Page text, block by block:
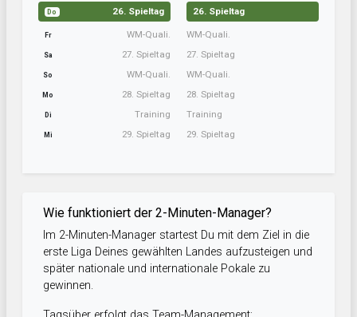
Do 26. Spieltag
Fr WM-Quali.
Sa 27. Spieltag
So WM-Quali.
Mo 28. Spieltag
Di Training
Mi 29. Spieltag
26. Spieltag
WM-Quali.
27. Spieltag
WM-Quali.
28. Spieltag
Training
29. Spieltag
Wie funktioniert der 2-Minuten-Manager?
Im 2-Minuten-Manager startest Du mit dem Ziel in die
erste Liga Deines gewählten Landes aufzusteigen und
später nationale und internationale Pokale zu
gewinnen.